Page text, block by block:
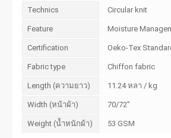
Technics Circular knit
Feature Moisture
Certification Oeko-Tex
Fabric type Chiffon fabric
Length (ความยาว) 11.24 หลา / kg
Width (หน้าผ้า) 70/72"
Weight (น้ำหนักผ้า) 53 GSM